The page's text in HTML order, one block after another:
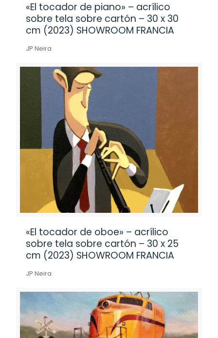
«El tocador de piano» – acrílico
sobre tela sobre cartón – 30 x 30
cm (2023) SHOWROOM FRANCIA
JP Neira
«El tocador de oboe» – acrílico
sobre tela sobre cartón – 30 x 25
cm (2023) SHOWROOM FRANCIA
JP Neira